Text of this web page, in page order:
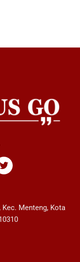
Kec. Menteng, Kota